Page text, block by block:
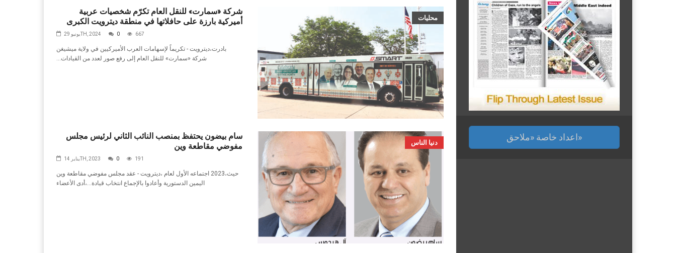
محليات
شركة «سمارت» للنقل العام تكرّم شخصيات عربية
أميركية بارزة على حافلاتها في منطقة ديترويت الكبرى
يونيو 29TH, 2024 0 667
ديترويت - تكريماً‭ ‬لإسهامات‭ ‬العرب‭ ‬الأميركيين‭ ‬في‭ ‬ولاية‭ ‬ميشيغن،‭ ‬بادرت‭
‬شركة‭ ‬‮«‬سمارت‮»‬‭ ‬للنقل‭ ‬العام‭ ‬إلى‭ ‬رفع‭ ‬صور‭ ‬لعدد‭ ‬من‭ ‬القيادات‭...
دنيا الناس
سام بيضون يحتفظ بمنصب النائب الثاني لرئيس مجلس
مفوضي مقاطعة وين
يناير 14TH, 2023 0 191
ديترويت - عقد‭ ‬مجلس‭ ‬مفوضي‭ ‬مقاطعة‭ ‬وين،‭ ‬اجتماعه‭ ‬الأول‭ ‬لعام‭ ‬2023،‭ ‬حيث‭
اعداد خاصة «ملاحق»